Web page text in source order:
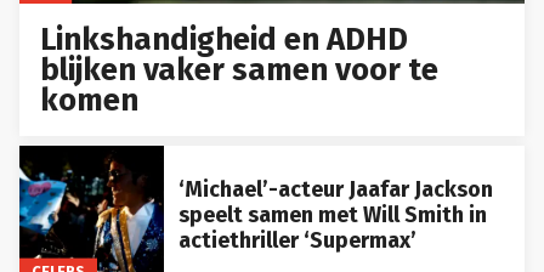
Linkshandigheid en ADHD
blijken vaker samen voor te
komen
‘Michael’-acteur Jaafar Jackson
speelt samen met Will Smith in
actiethriller ‘Supermax’